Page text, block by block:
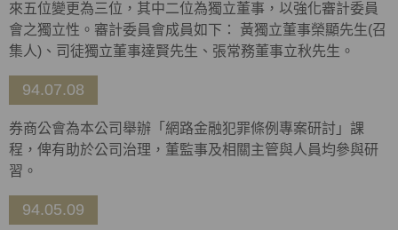
來五位變更為三位，其中二位為獨立董事，以強化審計委員
會之獨立性。審計委員會成員如下： 黃獨立董事榮顯先生(召
集人)、司徒獨立董事達賢先生、張常務董事立秋先生。
94.07.08
券商公會為本公司舉辦「網路金融犯罪條例專案研討」課
程，俾有助於公司治理，董監事及相關主管與人員均參與研
習。
94.05.09